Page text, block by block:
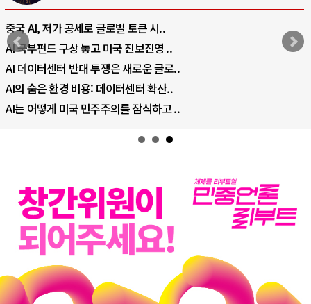
중국 AI, 저가 공세로 글로벌 토큰 시..
AI 국부펀드 구상 놓고 미국 진보진영 ..
AI 데이터센터 반대 투쟁은 새로운 글로..
AI의 숨은 환경 비용: 데이터센터 확산..
AI는 어떻게 미국 민주주의를 잠식하고 ..